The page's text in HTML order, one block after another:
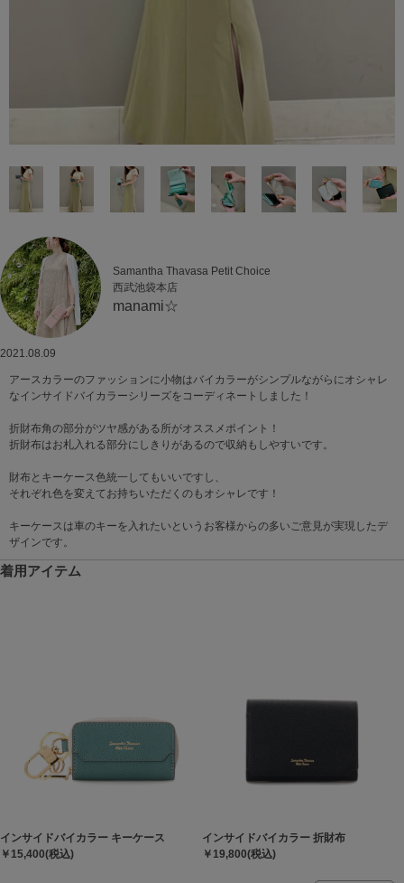
Samantha Thavasa Petit Choice
西武池袋本店
manami☆
2021.08.09
アースカラーのファッションに小物はバイカラーがシンプルながらにオシャレ
なインサイドバイカラーシリーズをコーディネートしました！
折財布角の部分がツヤ感がある所がオススメポイント！
折財布はお札入れる部分にしきりがあるので収納もしやすいです。
財布とキーケース色統一してもいいですし、
それぞれ色を変えてお持ちいただくのもオシャレです！
キーケースは車のキーを入れたいというお客様からの多いご意見が実現したデ
ザインです。
着用アイテム
インサイドバイカラー キーケース
￥15,400(税込)
インサイドバイカラー 折財布
￥19,800(税込)